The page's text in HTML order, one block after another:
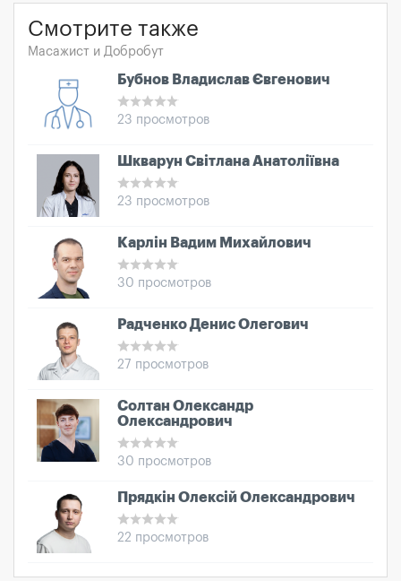
Смотрите также
Масажист и Добробут
Бубнов Владислав Євгенович
23 просмотров
Шкварун Світлана Анатоліївна
23 просмотров
Карлін Вадим Михайлович
30 просмотров
Радченко Денис Олегович
27 просмотров
Солтан Олександр
Олександрович
30 просмотров
Прядкін Олексій Олександрович
22 просмотров